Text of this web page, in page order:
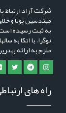
شرکت آراد ارتباط
به ثبت رسیده
نوگرا، با اتکا به
ملزم به ارائه
راه های